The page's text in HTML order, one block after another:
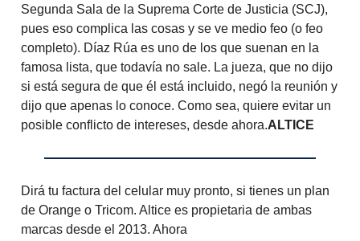
Segunda Sala de la Suprema Corte de Justicia (SCJ),
pues eso complica las cosas y se ve medio feo (o feo
completo). Díaz Rúa es uno de los que suenan en la
famosa lista, que todavía no sale. La jueza, que no dijo
si está segura de que él está incluido, negó la reunión y
dijo que apenas lo conoce. Como sea, quiere evitar un
posible conflicto de intereses, desde ahora.ALTICE
Dirá tu factura del celular muy pronto, si tienes un plan
de Orange o Tricom. Altice es propietaria de ambas
marcas desde el 2013. Ahora